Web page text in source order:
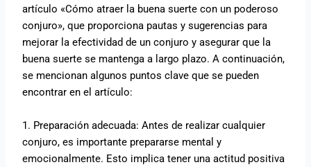
artículo «Cómo atraer la buena suerte con un poderoso
conjuro», que proporciona pautas y sugerencias para
mejorar la efectividad de un conjuro y asegurar que la
buena suerte se mantenga a largo plazo. A continuación,
se mencionan algunos puntos clave que se pueden
encontrar en el artículo:
1. Preparación adecuada: Antes de realizar cualquier
conjuro, es importante prepararse mental y
emocionalmente. Esto implica tener una actitud positiva